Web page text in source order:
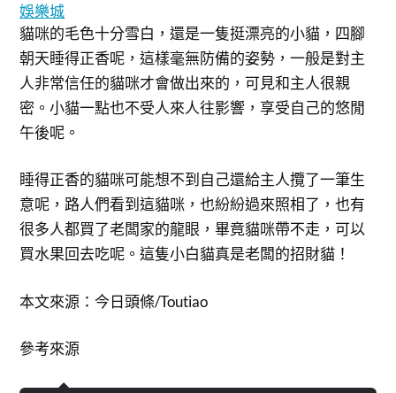
娛樂城
貓咪的毛色十分雪白，還是一隻挺漂亮的小貓，四腳
朝天睡得正香呢，這樣毫無防備的姿勢，一般是對主
人非常信任的貓咪才會做出來的，可見和主人很親
密。小貓一點也不受人來人往影響，享受自己的悠閒
午後呢。
睡得正香的貓咪可能想不到自己還給主人攬了一筆生
意呢，路人們看到這貓咪，也紛紛過來照相了，也有
很多人都買了老闆家的龍眼，畢竟貓咪帶不走，可以
買水果回去吃呢。這隻小白貓真是老闆的招財貓！
本文來源：今日頭條/Toutiao
參考來源